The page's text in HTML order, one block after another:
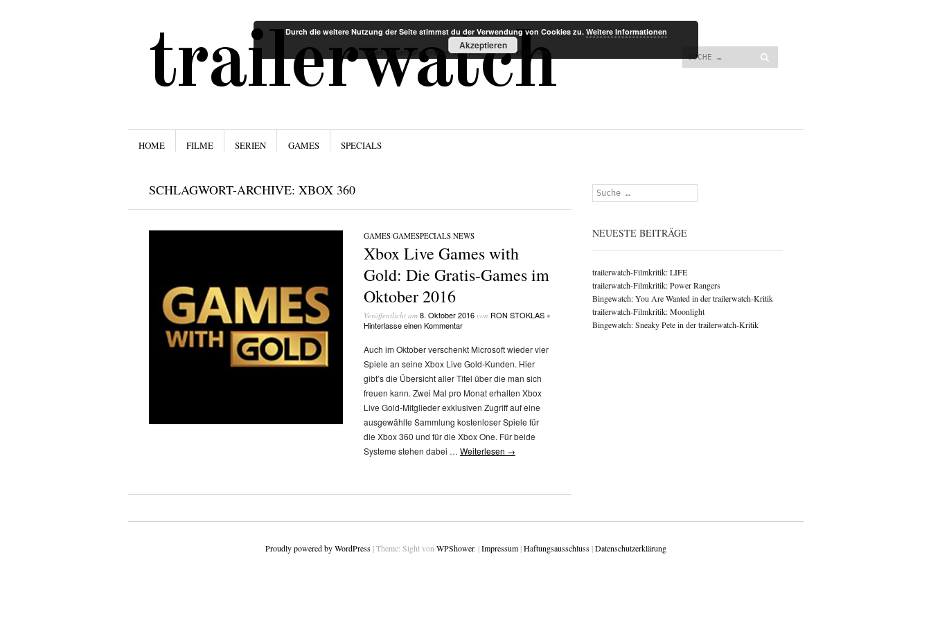
trailerwatch
News, Trailer und Kritiken für Filme, Serien und Games Suchen
Menü
Zum Inhalt springen
ZUM INHALT SPRINGEN
HOME FILME SERIEN GAMES SPECIALS
SCHLAGWORT-ARCHIVE: XBOX 360
GAMES/GAMESPECIALS/NEWS
Xbox Live Games with
Gold: Die Gratis-Games im
Oktober 2016
Veröffentlicht am 8. Oktober 2016von RON STOKLAS •
Hinterlasse einen Kommentar
Auch im Oktober verschenkt Microsoft wieder vier
Spiele an seine Xbox Live Gold-Kunden. Hier
gibt’s die Übersicht aller Titel über die man sich
freuen kann. Zwei Mal pro Monat erhalten Xbox
Live Gold-Mitglieder exklusiven Zugriff auf eine
ausgewählte Sammlung kostenloser Spiele für
die Xbox 360 und für die Xbox One. Für beide
Systeme stehen dabei … Weiterlesen →
Suchen
NEUESTE BEITRÄGE
trailerwatch-Filmkritik: LIFE
trailerwatch-Filmkritik: Power Rangers
Bingewatch: You Are Wanted in der trailerwatch-Kritik
trailerwatch-Filmkritik: Moonlight
Bingewatch: Sneaky Pete in der trailerwatch-Kritik
Proudly powered by WordPress |Theme: Sight von WPShower. |Impressum |Haftungsausschluss |Datenschutzerklärung
Durch die weitere Nutzung der Seite stimmst du der Verwendung von Cookies zu. Weitere Informationen
Akzeptieren